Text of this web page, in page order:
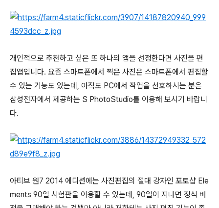
개인적으로 추천하고 싶은 또 하나의 앱을 선정한다면 사진을 편
집앱입니다. 요즘 스마트폰에서 찍은 사진은 스마트폰에서 편집할
수 있는 기능도 있는데, 아직도 PC에서 작업을 선호하시는 분은
삼성전자에서 제공하는 S PhotoStudio를 이용해 보시기 바랍니
다.
아티브 원7 2014 에디션에는 사진편집의 절대 강자인 포토샵 Ele
ments 90일 시험판을 이용할 수 있는데, 90일이 지나면 정식 버